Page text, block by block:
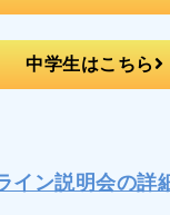
中学生はこちら
イン説明会の詳